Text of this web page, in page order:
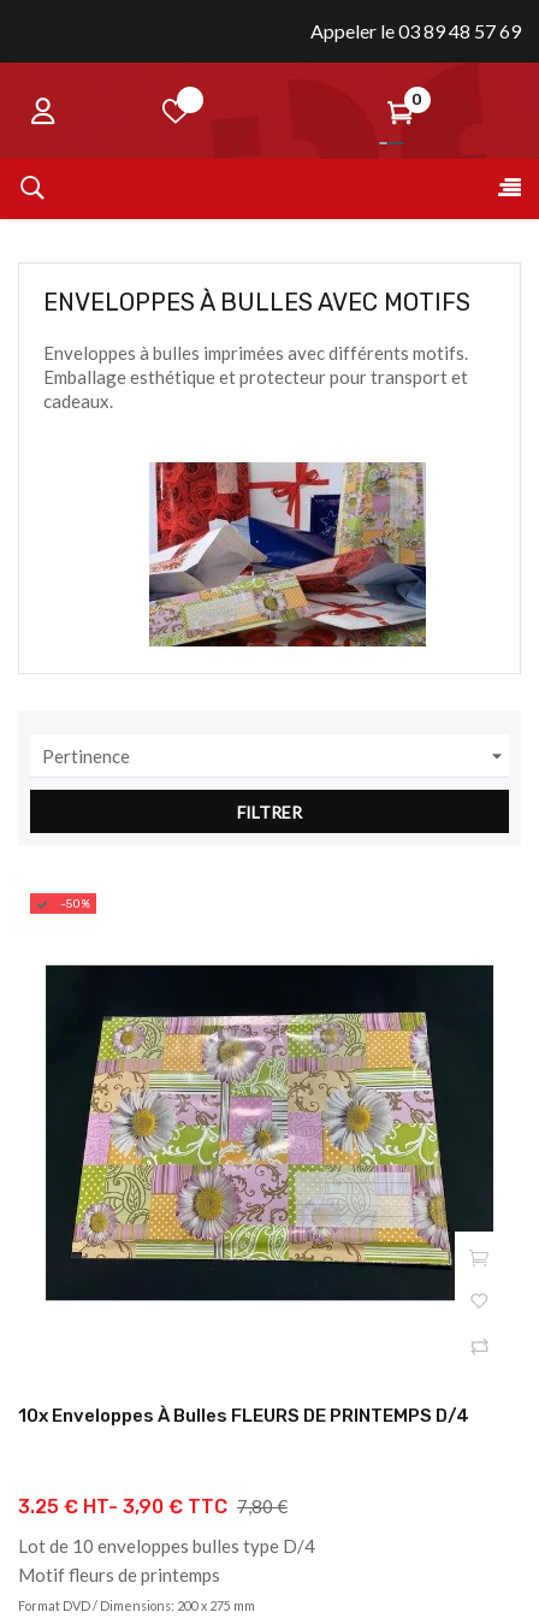
Appeler le 03 89 48 57 69
0
la
☰
ENVELOPPES À BULLES AVEC MOTIFS
Enveloppes à bulles imprimées avec différents motifs.
Emballage esthétique et protecteur pour transport et
cadeaux.
Pertinence 
FILTRER
10x Enveloppes À Bulles FLEURS DE PRINTEMPS D/4
3.25 € HT- 3,90 € TTC Prix
base
7,80 €
Lot de 10 enveloppes bulles type D/4
Motif fleurs de printemps
Format DVD / Dimensions: 200 x 275 mm
-50%